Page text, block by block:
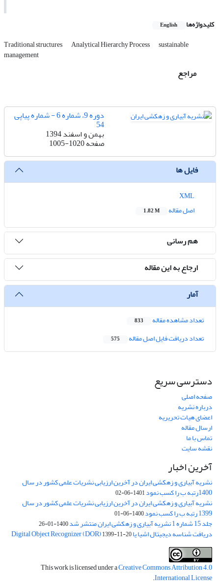
کلیدواژه‌ها English
Traditional structures Analytical Hierarchy Process sustainable
management
مراجع
دوره 9، شماره 6 - شماره پیاپی
54
بهمن و اسفند 1394
صفحه1005-1020
فایل ها
اصل مقاله
1.82 M
هم رسانی
ارجاع به این مقاله
آمار
تعداد مشاهده مقاله 833
تعداد دریافت فایل اصل مقاله 575
دسترسی سریع
صفحه اصلی
درباره نشریه
اعضای هیات تحریریه
ارسال مقاله
تماس با ما
نقشه سایت
آخرین اخبار
نشریه آبیاری و زهکشی ایران در آخرین ارزیابی نشریات علمی کشور در سال
1400رتبه ب را کسب نمود 1401-06-02
نشریه آبیاری و زهکشی ایران در آخرین ارزیابی نشریات علمی کشور در سال
1399 رتبه ب را کسب نمود 1400-06-01
جلد 15 شماره 1 نشریه آبیاری و زهکشی ایران منتشر شد 1400-01-26
دریافت شناسه دیجیتال اشیا یا Digital Object Recognizer (DOR)1399-11-20
This work is licensed under aCreative Commons Attribution 4.0
International License
.